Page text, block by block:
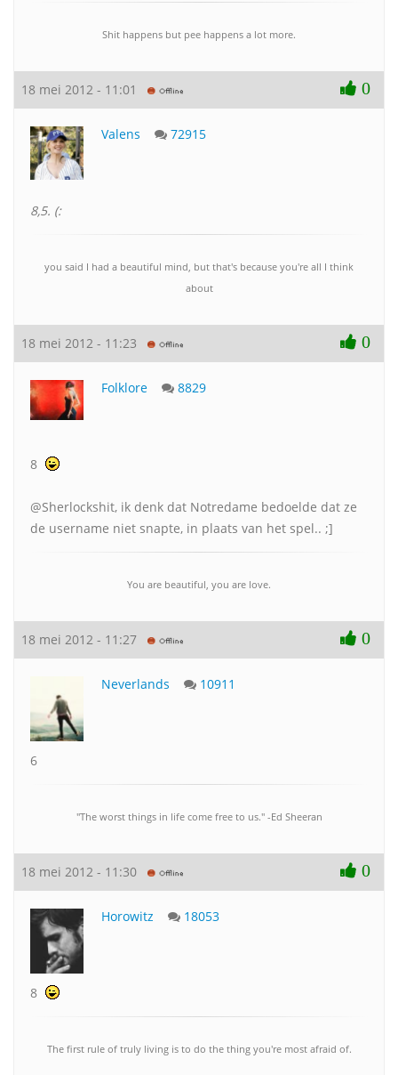
Shit happens but pee happens a lot more.
18 mei 2012 - 11:01 0
Valens 72915
8,5. (:
you said I had a beautiful mind, but that's because you're all I think
about
18 mei 2012 - 11:23 0
Folklore 8829
8
@Sherlockshit, ik denk dat Notredame bedoelde dat ze
de username niet snapte, in plaats van het spel.. ;]
You are beautiful, you are love.
18 mei 2012 - 11:27 0
Neverlands 10911
6
"The worst things in life come free to us." -Ed Sheeran
18 mei 2012 - 11:30 0
Horowitz 18053
8
The first rule of truly living is to do the thing you're most afraid of.